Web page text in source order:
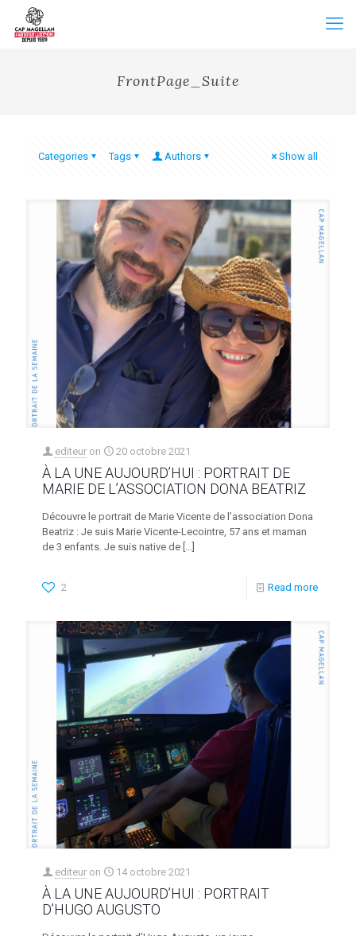
FrontPage_Suite
Categories Tags Authors Show all
editeur on 20 octobre 2021
À LA UNE AUJOURD’HUI : PORTRAIT DE
MARIE DE L’ASSOCIATION DONA BEATRIZ
Découvre le portrait de Marie Vicente de l’association Dona
Beatriz : Je suis Marie Vicente-Lecointre, 57 ans et maman
de 3 enfants. Je suis native de […]
2 Read more
editeur on 14 octobre 2021
À LA UNE AUJOURD’HUI : PORTRAIT
D’HUGO AUGUSTO